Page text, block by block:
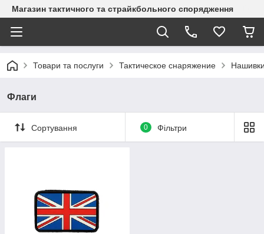
Магазин тактичного та страйкбольного спорядження
Товари та послуги Тактическое снаряжение
Флаги
Сортування 0 Фільтри